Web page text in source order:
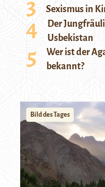
Sexismus in
Der
Usbekistan
Wer ist der
bekannt?
Bild des Tages